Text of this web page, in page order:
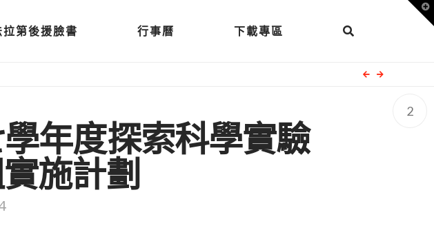
拉第後援臉書 行事曆 下載專區
2
年度探索科學實驗
施計劃